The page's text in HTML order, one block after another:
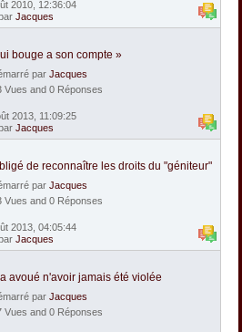
2010, 12:36:04
Jacques
bouge a son compte »
par Jacques
Vues and 0 Réponses
2013, 11:09:25
Jacques
de reconnaître les droits du "géniteur"
par Jacques
Vues and 0 Réponses
2013, 04:05:44
Jacques
avoué n'avoir jamais été violée
par Jacques
Vues and 0 Réponses